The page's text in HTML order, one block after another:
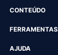
CONTEÚDO
FERRAMENTAS
AJUDA